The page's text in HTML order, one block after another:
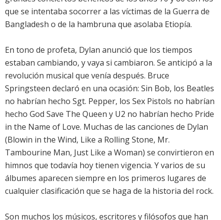
que se intentaba socorrer a las víctimas de la Guerra de
Bangladesh o de la hambruna que asolaba Etiopía.
En tono de profeta, Dylan anunció que los tiempos
estaban cambiando, y vaya si cambiaron. Se anticipó a la
revolución musical que venía después. Bruce
Springsteen declaró en una ocasión: Sin Bob, los Beatles
no habrían hecho Sgt. Pepper, los Sex Pistols no habrían
hecho God Save The Queen y U2 no habrían hecho Pride
in the Name of Love. Muchas de las canciones de Dylan
(Blowin in the Wind, Like a Rolling Stone, Mr.
Tambourine Man, Just Like a Woman) se convirtieron en
himnos que todavía hoy tienen vigencia. Y varios de su
álbumes aparecen siempre en los primeros lugares de
cualquier clasificación que se haga de la historia del rock.
Son muchos los músicos, escritores y filósofos que han